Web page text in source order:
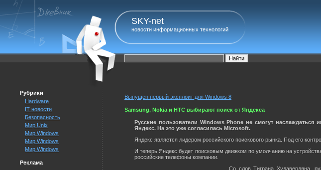
SKY-net
новости информационных технологий
Рубрики
Hardware
IT новости
Безопасность
Мир Unix
Мир Windows
Мир Windows
Мир Windows
Реклама
Выпущен первый эксплоит для Windows 8
Samsung, Nokia и HTC выбирают поиск от Яндекса
Русские пользователи Windows Phone не смогут
Яндекс. На это уже согласилась Microsoft.
Яндекс является лидером российского поискового рынка. Под его
И теперь Яндекс будет поисковым движком по умолчанию на
российские телефоны компании.
Со слов Тиграна Худавердяна,